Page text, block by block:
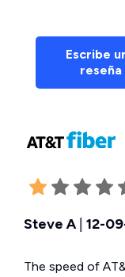
Escribe
reseña
Steve A| 12-
The speed of